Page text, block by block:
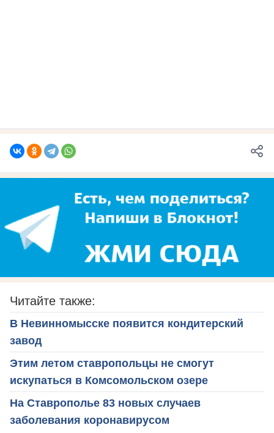
Читайте также:
В Невинномысске появится кондитерский
завод
Этим летом ставропольцы не смогут
искупаться в Комсомольском озере
На Ставрополье 83 новых случаев
заболевания коронавирусом